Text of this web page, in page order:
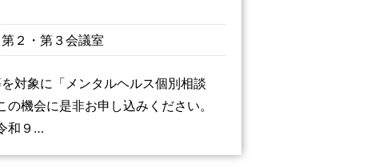
２・第３会議室
対象に「メンタルヘルス個別相談
機会に是非お申し込みください。
９…